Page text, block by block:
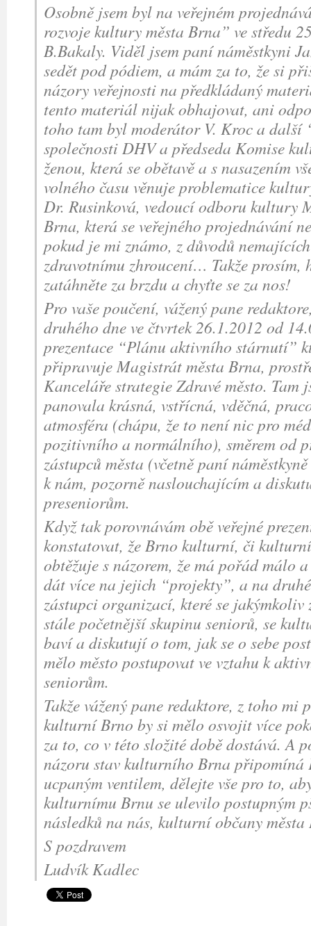
Osobně jsem byl na veřejném
rozvoje kultury města Brna” ve středu
B.Bakaly. Viděl jsem paní náměstkyni
sedět pod pódiem, a mám za to, že si
názory veřejnosti na předkládaný
tento materiál nijak obhajovat, ani
toho tam byl moderátor V. Kroc a další
společnosti DHV a předseda Komise
ženou, která se obětavě a s nasazením
volného času věnuje problematice
Dr. Rusinková, vedoucí odboru kultury
Brna, která se veřejného projednávání
pokud je mi známo, z důvodů
zdravotnímu zhroucení… Takže prosím,
zatáhněte za brzdu a chyťte se za nos!
Pro vaše poučení, vážený pane
druhého dne ve čtvrtek 26.1.2012 od
prezentace “Plánu aktivního stárnutí”
připravuje Magistrát města Brna,
Kanceláře strategie Zdravé město.
panovala krásná, vstřícná, vděčná,
atmosféra (chápu, že to není nic pro
pozitivního a normálního), směrem od
zástupců města (včetně paní
k nám, pozorně naslouchajícím a
preseniorům.
Když tak porovnávám obě veřejné
konstatovat, že Brno kulturní, či
obtěžuje s názorem, že má pořád málo
dát více na jejich “projekty”, a na
zástupci organizací, které se jakýmkoliv
stále početnější skupinu seniorů, se
baví a diskutují o tom, jak se o sebe
mělo město postupovat ve vztahu k
seniorům.
Takže vážený pane redaktore, z toho mi
kulturní Brno by si mělo osvojit více
za to, co v této složité době dostává. A
názoru stav kulturního Brna připomíná
ucpaným ventilem, dělejte vše pro to,
kulturnímu Brnu se ulevilo postupným
následků na nás, kulturní občany města
S pozdravem
Ludvík Kadlec